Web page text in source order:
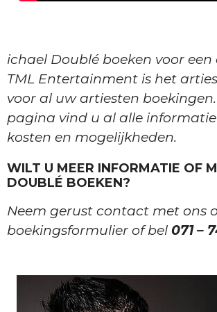
ichael Doublé boeken voor
TML Entertainment is het
voor al uw artiesten
pagina vind u al alle
kosten en mogelijkheden.
WILT U MEER INFORMATIE OF
DOUBLÉ BOEKEN?
Neem gerust contact met ons
boekingsformulier of bel 071 –